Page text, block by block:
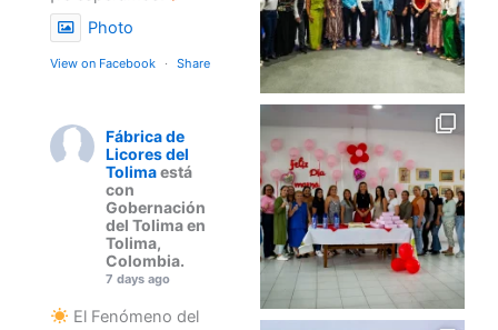
Photo
View on Facebook · Share
Fábrica de
Licores del
Tolimaestá
con
Gobernación
del Tolima en
Tolima,
Colombia.
7 days ago
El Fenómeno del